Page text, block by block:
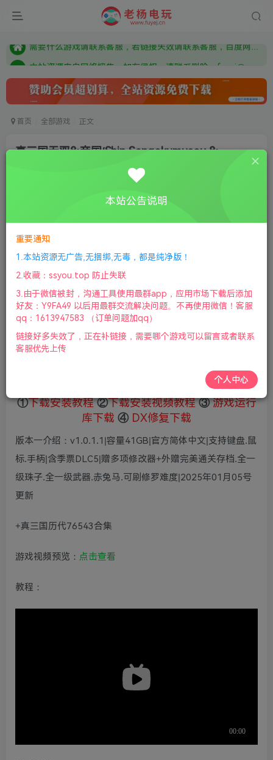
由于微信被封，沟通工具使用最群app，应用市场下载后添加好友：Y9FA49 以后用最群交流解决问题。不再使用微信！
需要什么游戏请联系客服，若链接失效请联系客服，百度网盘边上的激活码也是解压密码
首页 全部游戏 正文
真三国无双8:帝国/Shin Sangokumusou 8:
真三国无双8:帝国/Shin Sangokumusou 8: Empires赠历代
此内容为付费资源，请付费后查看
鲜花 19 鲜花 36
赞助会员 免费
登录购买
支付成功后请刷新网页
付费资源
①下载安装教程 ②下载安装视频教程 ③ 游戏运行
库下载 ④ DX修复下载
版本一介绍：v1.0.1.1|容量41GB|官方简体中文|支持键盘.鼠
标.手柄|含季票DLC5|赠多项修改器+外赠完美通关存档.全一
级珠子.全一级武器.赤兔马.可刷修罗难度|2025年01月05号
更新
+真三国历代76543合集
游戏视频预览： 点击查看
教程：
本站公告说明
重要通知
1.本站资源无广告,无捆绑,无毒，都是纯净版！
2.收藏：ssyou.top 防止失联
3.由于微信被封，沟通工具使用最群app，应用市场下载后添加
好友：Y9FA49 以后用最群交流解决问题。不再使用微信！客服
qq：1613947583 （订单问题加qq）
链接好多失效了，正在补链接，需要哪个游戏可以留言或者联系
客服优先上传
个人中心